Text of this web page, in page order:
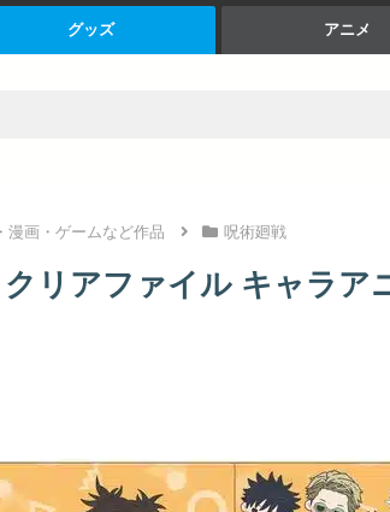
グッズ アニメ
漫画・ゲームなど作品 呪術廻戦
リアファイル キャラア